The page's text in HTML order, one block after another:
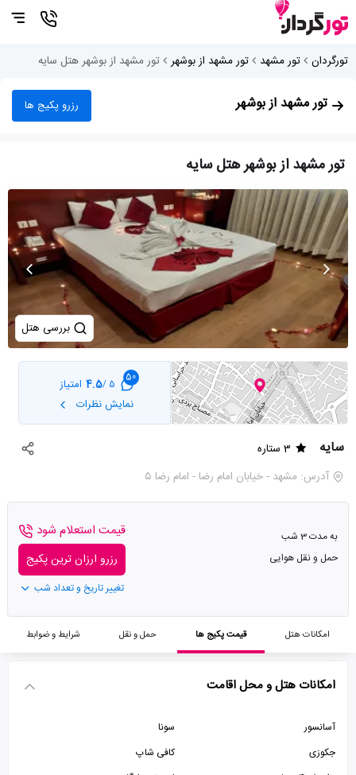
تورگردان تور مشهد تور مشهد از بوشهر تور مشهد از بوشهر هتل سایه
تور مشهد از بوشهر رزرو پکیج ها
تور مشهد از بوشهر هتل سایه
بررسی هتل
50
5 /
4.5 امتیاز
نمایش نظرات
سایه
3 ستاره
آدرس: مشهد - خیابان امام رضا - امام رضا ۵
به مدت 3 شب
حمل و نقل هوایی
قیمت استعلام شود
رزرو ارزان ترین پکیج
تغییر تاریخ و تعداد شب
امکانات هتل قیمت پکیج ها حمل و نقل شرایط و ضوابط
امکانات هتل و محل اقامت
آسانسور
سونا
جکوزی
کافی شاپ